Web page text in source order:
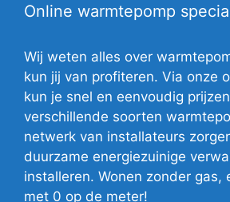
Online warmtepomp
Wij weten alles over
kun jij van profiteren. Via onze
kun je snel en eenvoudig
verschillende soorten
netwerk van installateurs
duurzame energiezuinige
installeren. Wonen zonder gas,
met 0 op de meter!